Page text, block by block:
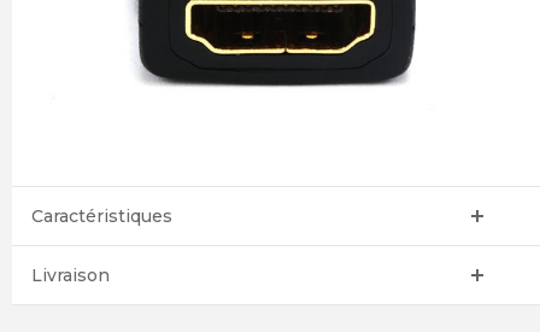
Caractéristiques
Livraison